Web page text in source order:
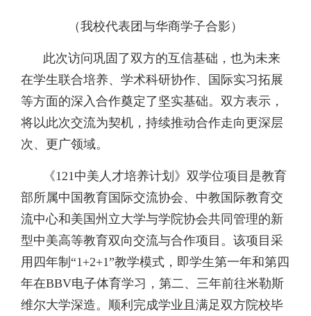
（我校代表团与华商学子合影）
此次访问巩固了双方的互信基础，也为未来
在学生联合培养、学术科研协作、国际实习拓展
等方面的深入合作奠定了坚实基础。双方表示，
将以此次交流为契机，持续推动合作走向更深层
次、更广领域。
《121中美人才培养计划》双学位项目是教育
部所属中国教育国际交流协会、中教国际教育交
流中心和美国州立大学与学院协会共同管理的新
型中美高等教育双向交流与合作项目。该项目采
用四年制“1+2+1”教学模式，即学生第一年和第四
年在BBV电子体育学习，第二、三年前往米勒斯
维尔大学深造。顺利完成学业且满足双方院校毕